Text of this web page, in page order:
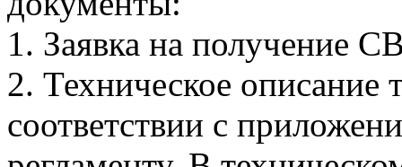
1. Заявка на
2. Техническое описание
соответствии с